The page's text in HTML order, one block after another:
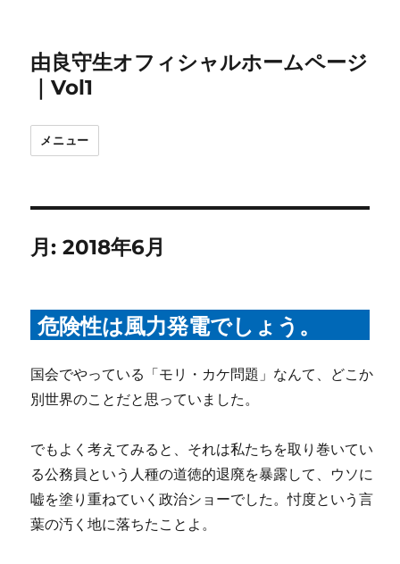
由良守生オフィシャルホームページ
｜Vol1
メニュー
月:2018年6月
危険性は風力発電でしょう。
国会でやっている「モリ・カケ問題」なんて、どこか
別世界のことだと思っていました。
でもよく考えてみると、それは私たちを取り巻いてい
る公務員という人種の道徳的退廃を暴露して、ウソに
嘘を塗り重ねていく政治ショーでした。忖度という言
葉の汚く地に落ちたことよ。